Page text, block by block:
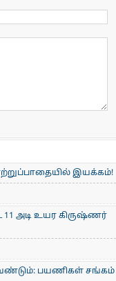
இயக்கம்!
அடி உயர கிருஷ்ணர்
பயணிகள் சங்கம்